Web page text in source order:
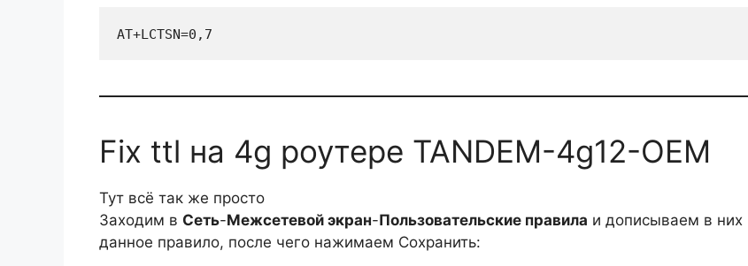
AT+LCTSN=0,7
Fix ttl на 4g роутере TANDEM-4g12-OEM
Тут всё так же просто
Заходим в Сеть-Межсетевой экран-Пользовательские правила и дописываем в них
данное правило, после чего нажимаем Сохранить: